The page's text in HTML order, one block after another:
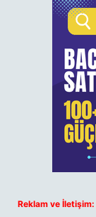
Reklam ve İletişim: